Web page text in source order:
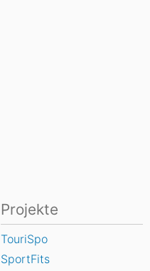
Projekte
TouriSpo
SportFits